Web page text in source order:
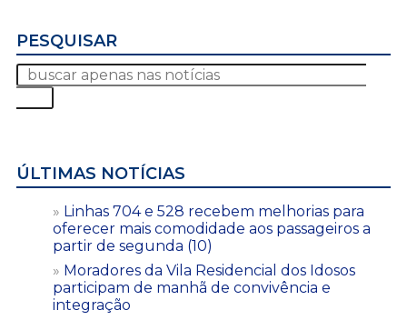
PESQUISAR
ÚLTIMAS NOTÍCIAS
Linhas 704 e 528 recebem melhorias para
oferecer mais comodidade aos passageiros a
partir de segunda (10)
Moradores da Vila Residencial dos Idosos
participam de manhã de convivência e
integração